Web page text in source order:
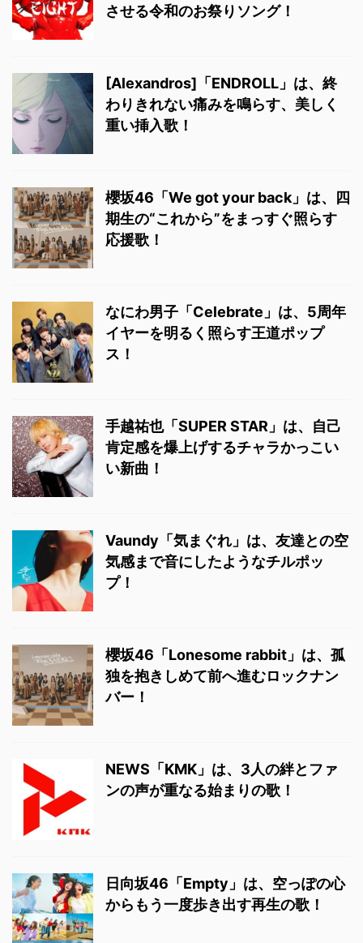
させる令和のお祭りソング！
[Alexandros]「ENDROLL」は、終
わりきれない痛みを鳴らす、美しく
重い挿入歌！
櫻坂46「We got your back」は、四
期生の“これから”をまっすぐ照らす
応援歌！
なにわ男子「Celebrate」は、5周年
イヤーを明るく照らす王道ポップ
ス！
手越祐也「SUPER STAR」は、自己
肯定感を爆上げするチャラかっこい
い新曲！
Vaundy「気まぐれ」は、友達との空
気感まで音にしたようなチルポッ
プ！
櫻坂46「Lonesome rabbit」は、孤
独を抱きしめて前へ進むロックナン
バー！
NEWS「KMK」は、3人の絆とファ
ンの声が重なる始まりの歌！
日向坂46「Empty」は、空っぽの心
からもう一度歩き出す再生の歌！